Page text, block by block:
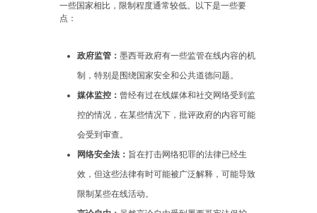
一些国家相比，限制程度通常较低。以下是一些要
点：
政府监管： 墨西哥政府有一些监管在线内容的机
制，特别是围绕国家安全和公共道德问题。
媒体监控： 曾经有过在线媒体和社交网络受到监
控的情况，在某些情况下，批评政府的内容可能
会受到审查。
网络安全法： 旨在打击网络犯罪的法律已经生
效，但这些法律有时可能被广泛解释，可能导致
限制某些在线活动。